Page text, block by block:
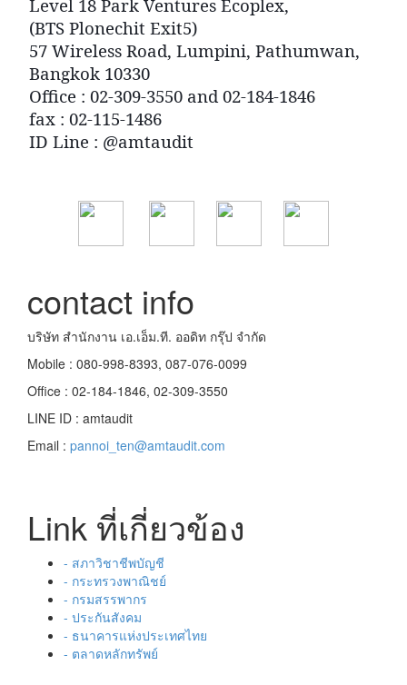
Level 18 Park Ventures Ecoplex,
(BTS Plonechit Exit5)
57 Wireless Road, Lumpini, Pathumwan,
Bangkok 10330
Office : 02-309-3550 and 02-184-1846
fax : 02-115-1486
ID Line : @amtaudit
contact info
บริษัท สำนักงาน เอ.เอ็ม.ที. ออดิท กรุ๊ป จำกัด
Mobile : 080-998-8393, 087-076-0099
Office : 02-184-1846, 02-309-3550
LINE ID : amtaudit
Email : pannoi_ten@amtaudit.com
Link ที่เกี่ยวข้อง
- สภาวิชาชีพบัญชี
- กระทรวงพาณิชย์
- กรมสรรพากร
- ประกันสังคม
- ธนาคารแห่งประเทศไทย
- ตลาดหลักทรัพย์